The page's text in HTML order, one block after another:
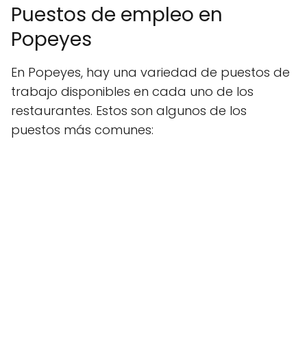
Puestos de empleo en
Popeyes
En Popeyes, hay una variedad de puestos de
trabajo disponibles en cada uno de los
restaurantes. Estos son algunos de los
puestos más comunes: